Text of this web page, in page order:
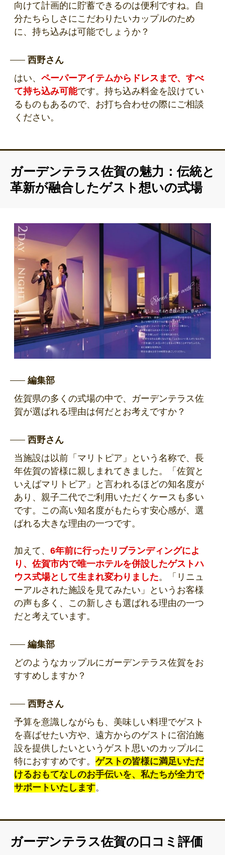
向けて計画的に貯蓄できるのは便利ですね。自
分たちらしさにこだわりたいカップルのため
に、持ち込みは可能でしょうか？
西野さん
はい、 ペーパーアイテムからドレスまで、すべ
て持ち込み可能です。持ち込み料金を設けてい
るものもあるので、お打ち合わせの際にご相談
ください。
ガーデンテラス佐賀の魅力：伝統と
革新が融合したゲスト想いの式場
編集部
佐賀県の多くの式場の中で、ガーデンテラス佐
賀が選ばれる理由は何だとお考えですか？
西野さん
当施設は以前「マリトピア」という名称で、長
年佐賀の皆様に親しまれてきました。「佐賀と
いえばマリトピア」と言われるほどの知名度が
あり、親子二代でご利用いただくケースも多い
です。この高い知名度がもたらす安心感が、選
ばれる大きな理由の一つです。
加えて、 6年前に行ったリブランディングによ
り、佐賀市内で唯一ホテルを併設したゲストハ
ウス式場として生まれ変わりました。「リニュ
ーアルされた施設を見てみたい」というお客様
の声も多く、この新しさも選ばれる理由の一つ
だと考えています。
編集部
どのようなカップルにガーデンテラス佐賀をお
すすめしますか？
西野さん
予算を意識しながらも、美味しい料理でゲスト
を喜ばせたい方や、遠方からのゲストに宿泊施
設を提供したいというゲスト思いのカップルに
特におすすめです。 ゲストの皆様に満足いただ
けるおもてなしのお手伝いを、私たちが全力で
サポートいたします。
ガーデンテラス佐賀の口コミ評価